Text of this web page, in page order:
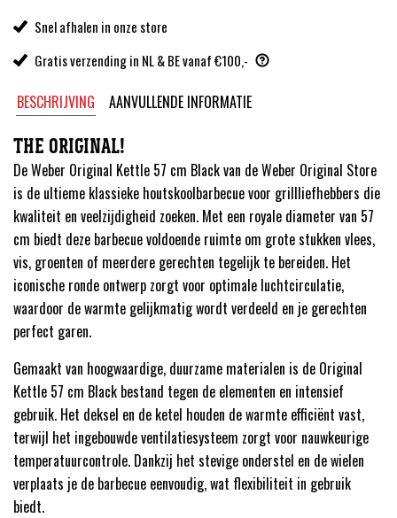
Snel afhalen in onze store
Gratis verzending in NL & BE vanaf €100,-
BESCHRIJVING AANVULLENDE INFORMATIE
THE ORIGINAL!
De Weber Original Kettle 57 cm Black van de Weber Original Store
is de ultieme klassieke houtskoolbarbecue voor grillliefhebbers die
kwaliteit en veelzijdigheid zoeken. Met een royale diameter van 57
cm biedt deze barbecue voldoende ruimte om grote stukken vlees,
vis, groenten of meerdere gerechten tegelijk te bereiden. Het
iconische ronde ontwerp zorgt voor optimale luchtcirculatie,
waardoor de warmte gelijkmatig wordt verdeeld en je gerechten
perfect garen.
Gemaakt van hoogwaardige, duurzame materialen is de Original
Kettle 57 cm Black bestand tegen de elementen en intensief
gebruik. Het deksel en de ketel houden de warmte efficiënt vast,
terwijl het ingebouwde ventilatiesysteem zorgt voor nauwkeurige
temperatuurcontrole. Dankzij het stevige onderstel en de wielen
verplaats je de barbecue eenvoudig, wat flexibiliteit in gebruik
biedt.